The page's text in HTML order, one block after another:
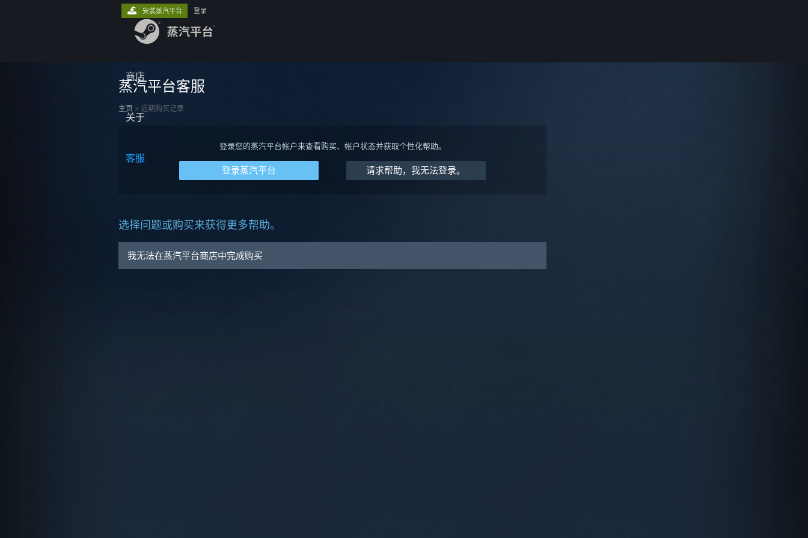
商店
关于
客服
安装蒸汽平台 登录
蒸汽平台客服
主页 > 近期购买记录
登录您的蒸汽平台帐户来查看购买、帐户状态并获取个性化帮助。
登录蒸汽平台 请求帮助，我无法登录。
选择问题或购买来获得更多帮助。
我无法在蒸汽平台商店中完成购买